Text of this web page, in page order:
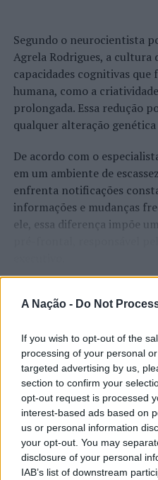
A Nação - Do Not
If you wish to opt-out of the
processing of your personal
targeted advertising by us,
section to confirm your
opt-out request is processed
interest-based ads based on
us or personal information
your opt-out. You may
disclosure of your personal
IAB’s list of downstream
Distrito de Coimbra: Fim de
detenções pela PSP
“O Velho da Horta”, de Gil
auditório municipal de
Segundo o neurocientista
Agrela Rodrigues, a cultura
capacidades cognitivas que
humana, como a
prolongada. Essa redução
qualquer alteração
De acordo com o
em um ambiente de
enfrenta notificações
informações e mudanças
ele, essa diferença impõe
O pesquisador afirma que
estimulam continuamente
manter a atenção e a
tarefas inacabadas
aumentam a sensação de
prolongado pode elevar os
prejudicar o desempenho
Fabiano de Abreu Agrela
evidências de que o
genéticas na espécie
ATUALIDADE
“Millennium
regressou ao
vitória do
2 dias atrás
Por Ígor Lopes